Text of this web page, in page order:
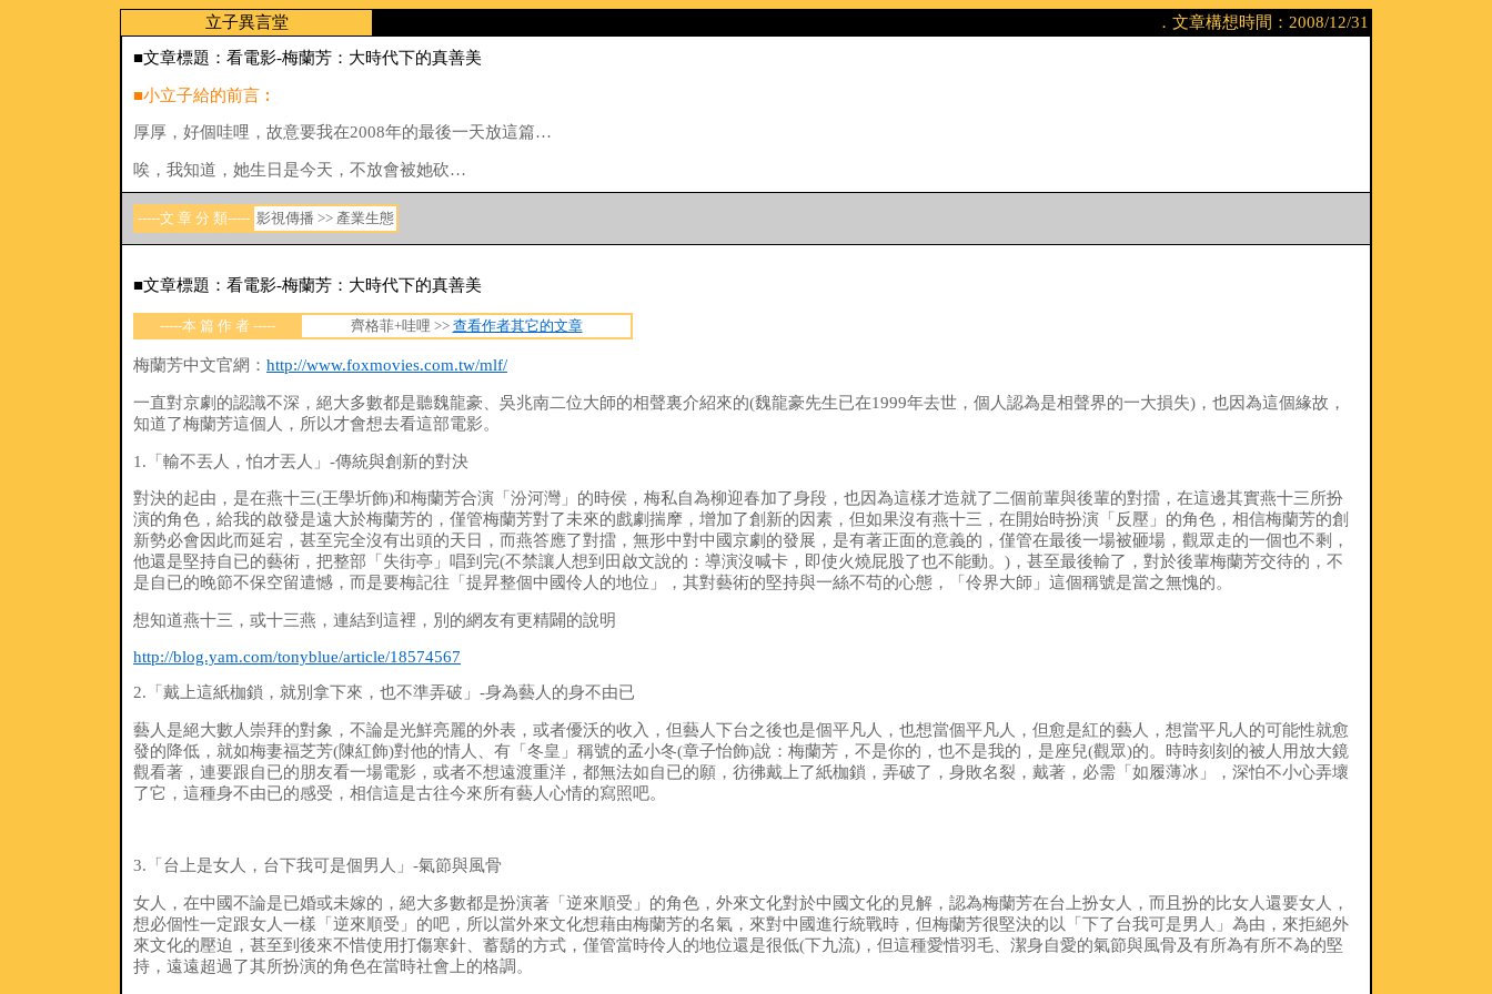
立子異言堂
．文章構想時間：2008/12/31
■文章標題：看電影-梅蘭芳：大時代下的真善美
■小立子給的前言︰
厚厚，好個哇哩，故意要我在2008年的最後一天放這篇…
唉，我知道，她生日是今天，不放會被她砍…
-----文 章 分 類----- 影視傳播 >> 產業生態
■文章標題：看電影-梅蘭芳：大時代下的真善美
-----本 篇 作 者 ----- 齊格菲+哇哩 >> 查看作者其它的文章
梅蘭芳中文官網： http://www.foxmovies.com.tw/mlf/
一直對京劇的認識不深，絕大多數都是聽魏龍豪、吳兆南二位大師的相聲裏介紹來的(魏龍豪先生已在1999年去世，個人認為是相聲界的一大損失)，也因為這個緣故，
知道了梅蘭芳這個人，所以才會想去看這部電影。
1.「輸不丟人，怕才丟人」-傳統與創新的對決
對決的起由，是在燕十三(王學圻飾)和梅蘭芳合演「汾河灣」的時侯，梅私自為柳迎春加了身段，也因為這樣才造就了二個前輩與後輩的對擂，在這邊其實燕十三所扮
演的角色，給我的啟發是遠大於梅蘭芳的，僅管梅蘭芳對了未來的戲劇揣摩，增加了創新的因素，但如果沒有燕十三，在開始時扮演「反壓」的角色，相信梅蘭芳的創
新勢必會因此而延宕，甚至完全沒有出頭的天日，而燕答應了對擂，無形中對中國京劇的發展，是有著正面的意義的，僅管在最後一場被砸場，觀眾走的一個也不剩，
他還是堅持自已的藝術，把整部「失街亭」唱到完(不禁讓人想到田啟文說的：導演沒喊卡，即使火燒屁股了也不能動。)，甚至最後輸了，對於後輩梅蘭芳交待的，不
是自已的晚節不保空留遣憾，而是要梅記往「提昇整個中國伶人的地位」，其對藝術的堅持與一絲不苟的心態，「伶界大師」這個稱號是當之無愧的。
想知道燕十三，或十三燕，連結到這裡，別的網友有更精闢的說明
http://blog.yam.com/tonyblue/article/18574567
2.「戴上這紙枷鎖，就別拿下來，也不準弄破」-身為藝人的身不由已
藝人是絕大數人崇拜的對象，不論是光鮮亮麗的外表，或者優沃的收入，但藝人下台之後也是個平凡人，也想當個平凡人，但愈是紅的藝人，想當平凡人的可能性就愈
發的降低，就如梅妻福芝芳(陳紅飾)對他的情人、有「冬皇」稱號的孟小冬(章子怡飾)說：梅蘭芳，不是你的，也不是我的，是座兒(觀眾)的。時時刻刻的被人用放大鏡
觀看著，連要跟自已的朋友看一場電影，或者不想遠渡重洋，都無法如自已的願，彷彿戴上了紙枷鎖，弄破了，身敗名裂，戴著，必需「如履薄冰」，深怕不小心弄壞
了它，這種身不由已的感受，相信這是古往今來所有藝人心情的寫照吧。
3.「台上是女人，台下我可是個男人」-氣節與風骨
女人，在中國不論是已婚或未嫁的，絕大多數都是扮演著「逆來順受」的角色，外來文化對於中國文化的見解，認為梅蘭芳在台上扮女人，而且扮的比女人還要女人，
想必個性一定跟女人一樣「逆來順受」的吧，所以當外來文化想藉由梅蘭芳的名氣，來對中國進行統戰時，但梅蘭芳很堅決的以「下了台我可是男人」為由，來拒絕外
來文化的壓迫，甚至到後來不惜使用打傷寒針、蓄鬍的方式，僅管當時伶人的地位還是很低(下九流)，但這種愛惜羽毛、潔身自愛的氣節與風骨及有所為有所不為的堅
持，遠遠超過了其所扮演的角色在當時社會上的格調。